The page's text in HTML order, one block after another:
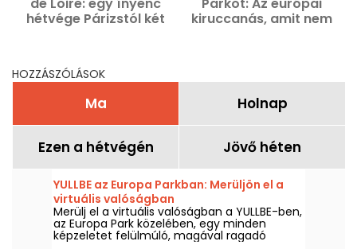
hétvége Párizstól két
kiruccanás, amit nem
HOZZÁSZÓLÁSOK
Ma Holnap
Ezen a hétvégén Jövő héten
YULLBE az Europa Parkban: Merüljön el a
virtuális valóságban
Merülj el a virtuális valóságban a YULLBE-ben,
az Europa Park közelében, egy minden
képzeletet felülmúló, magával ragadó